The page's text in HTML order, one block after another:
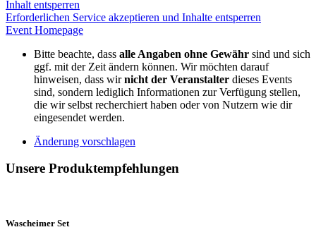
Inhalt entsperren
Erforderlichen Service akzeptieren und Inhalte entsperren
Event Homepage
Bitte beachte, dass alle Angaben ohne Gewähr sind und sich
ggf. mit der Zeit ändern können. Wir möchten darauf
hinweisen, dass wirnicht der Veranstalter dieses Events
sind, sondern lediglich Informationen zur Verfügung stellen,
die wir selbst recherchiert haben oder von Nutzern wie dir
eingesendet werden.
Änderung vorschlagen
Unsere Produktempfehlungen
Wascheimer Set